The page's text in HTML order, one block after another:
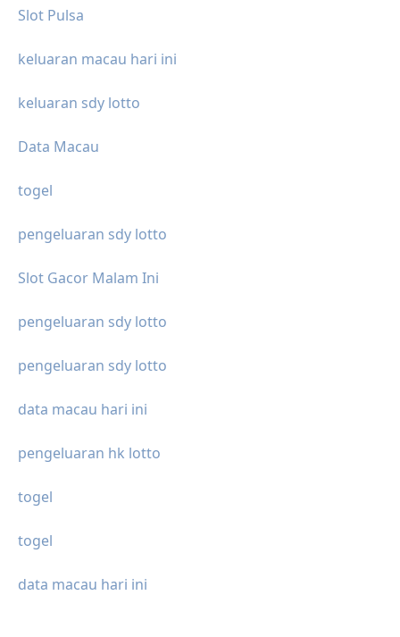
Slot Pulsa
keluaran macau hari ini
keluaran sdy lotto
Data Macau
togel
pengeluaran sdy lotto
Slot Gacor Malam Ini
pengeluaran sdy lotto
pengeluaran sdy lotto
data macau hari ini
pengeluaran hk lotto
togel
togel
data macau hari ini